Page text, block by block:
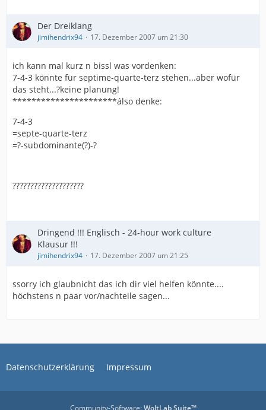
Der Dreiklang
jimihendrix94 17. Dezember 2007 um 21:30
ich kann mal kurz n bissl was vordenken:
7-4-3 könnte für septime-quarte-terz stehen...aber wofür
das steht...?keine planung!
**********************álso denke:
7-4-3
=septe-quarte-terz
=?-subdominante(?)-?
????????????????????
Dringend !!! Englisch - 24-hour work culture
Klausur !!!
jimihendrix94 17. Dezember 2007 um 21:25
ssorry ich glaubnicht das ich dir viel helfen könnte....
höchstens n paar vor/nachteile sagen...
Datenschutzerklärung Impressum
Community-Software:WoltLab Suite™